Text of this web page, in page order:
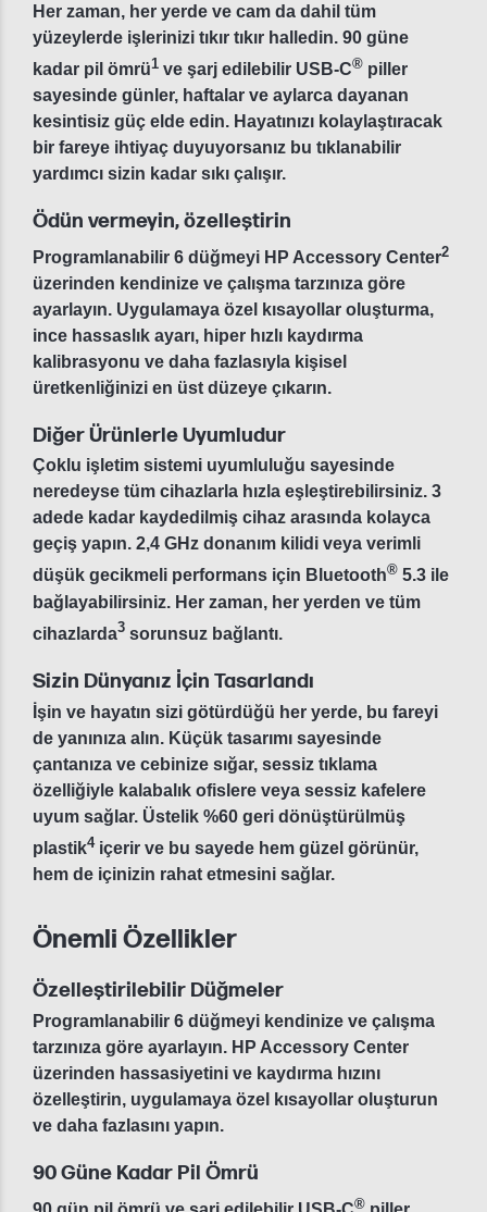
Her zaman, her yerde ve cam da dahil tüm
yüzeylerde işlerinizi tıkır tıkır halledin. 90 güne
kadar pil ömrü1 ve şarj edilebilir USB-C® piller
sayesinde günler, haftalar ve aylarca dayanan
kesintisiz güç elde edin. Hayatınızı kolaylaştıracak
bir fareye ihtiyaç duyuyorsanız bu tıklanabilir
yardımcı sizin kadar sıkı çalışır.
Ödün vermeyin, özelleştirin
Programlanabilir 6 düğmeyi HP Accessory Center2
üzerinden kendinize ve çalışma tarzınıza göre
ayarlayın. Uygulamaya özel kısayollar oluşturma,
ince hassaslık ayarı, hiper hızlı kaydırma
kalibrasyonu ve daha fazlasıyla kişisel
üretkenliğinizi en üst düzeye çıkarın.
Diğer Ürünlerle Uyumludur
Çoklu işletim sistemi uyumluluğu sayesinde
neredeyse tüm cihazlarla hızla eşleştirebilirsiniz. 3
adede kadar kaydedilmiş cihaz arasında kolayca
geçiş yapın. 2,4 GHz donanım kilidi veya verimli
düşük gecikmeli performans için Bluetooth® 5.3 ile
bağlayabilirsiniz. Her zaman, her yerden ve tüm
cihazlarda3 sorunsuz bağlantı.
Sizin Dünyanız İçin Tasarlandı
İşin ve hayatın sizi götürdüğü her yerde, bu fareyi
de yanınıza alın. Küçük tasarımı sayesinde
çantanıza ve cebinize sığar, sessiz tıklama
özelliğiyle kalabalık ofislere veya sessiz kafelere
uyum sağlar. Üstelik %60 geri dönüştürülmüş
plastik4içerir ve bu sayede hem güzel görünür,
hem de içinizin rahat etmesini sağlar.
Önemli Özellikler
Özelleştirilebilir Düğmeler
Programlanabilir 6 düğmeyi kendinize ve çalışma
tarzınıza göre ayarlayın. HP Accessory Center
üzerinden hassasiyetini ve kaydırma hızını
özelleştirin, uygulamaya özel kısayollar oluşturun
ve daha fazlasını yapın.
90 Güne Kadar Pil Ömrü
®